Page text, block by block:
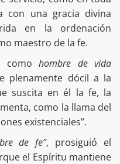
con una gracia divina
en la ordenación
maestro de la fe.
comohombre de vida
plenamente dócil a la
suscita en él la fe, la
como la llama del
existenciales”.
de fe”, prosiguió el
el Espíritu mantiene